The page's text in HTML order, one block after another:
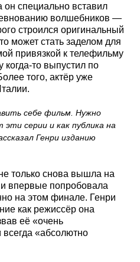
специально вставил
волшебников —
строился оригинальный
может стать заделом для
привязкой к телефильму
когда-то выпустил по
того, актёр уже
себе фильм. Нужно
серии и как публика на
Генри изданию
только снова вышла на
и впервые попробовала
на этом финале. Генри
как режиссёр она
её «очень
«абсолютно